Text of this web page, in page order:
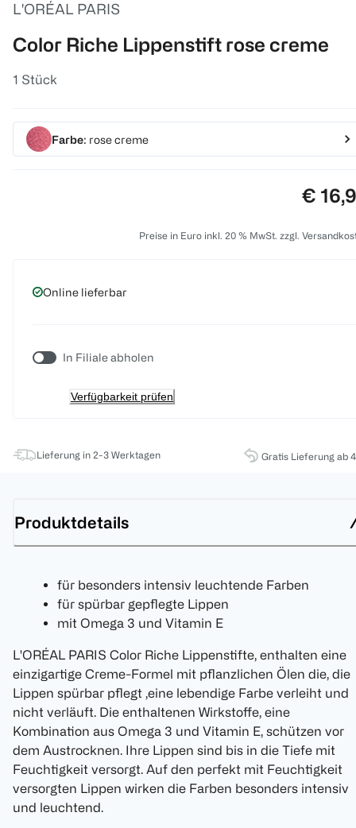
L'ORÉAL PARIS
Color Riche Lippenstift rose creme
1 Stück
Farbe: rose creme
Preis:
€
Preise in Euro inkl. 20 % MwSt. zzgl.
Online lieferbar
In Filiale abholen
Verfügbarkeit prüfen
Lieferung in 2-3 Werktagen Gratis Lieferung ab
Produktdetails
für besonders intensiv leuchtende Farben
für spürbar gepflegte Lippen
mit Omega 3 und Vitamin E
L'ORÉAL PARIS Color Riche Lippenstifte, enthalten eine
einzigartige Creme-Formel mit pflanzlichen Ölen die, die
Lippen spürbar pflegt ,eine lebendige Farbe verleiht und
nicht verläuft. Die enthaltenen Wirkstoffe, eine
Kombination aus Omega 3 und Vitamin E, schützen vor
dem Austrocknen. Ihre Lippen sind bis in die Tiefe mit
Feuchtigkeit versorgt. Auf den perfekt mit Feuchtigkeit
versorgten Lippen wirken die Farben besonders intensiv
und leuchtend.